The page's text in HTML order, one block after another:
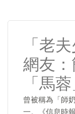
「老
網友
「馬蓉
曾被稱為「師
一。《信息時